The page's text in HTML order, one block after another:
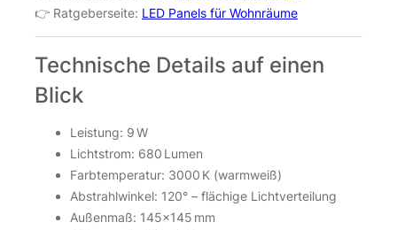
👉 Ratgeberseite: LED Panels für Wohnräume
Technische Details auf einen
Blick
Leistung: 9 W
Lichtstrom: 680 Lumen
Farbtemperatur: 3000 K (warmweiß)
Abstrahlwinkel: 120° – flächige Lichtverteilung
Außenmaß: 145×145 mm